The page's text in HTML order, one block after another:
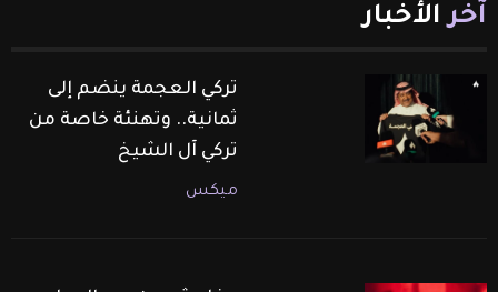
آخر الأخبار
تركي العجمة ينضم إلى
ثمانية.. وتهنئة خاصة من
تركي آل الشيخ
ميكس